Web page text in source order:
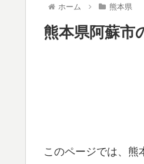
ホーム 熊本県
熊本県阿蘇市
このページでは、熊